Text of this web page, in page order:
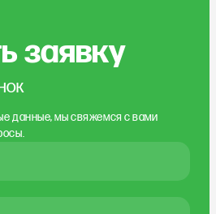
заявку
данные, мы свяжемсяс вами